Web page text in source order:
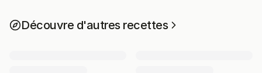
Découvre d'autres recettes